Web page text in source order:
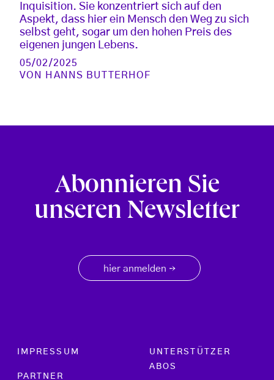
Inquisition. Sie konzentriert sich auf den
Aspekt, dass hier ein Mensch den Weg zu sich
selbst geht, sogar um den hohen Preis des
eigenen jungen Lebens.
05/02/2025
VON
HANNS BUTTERHOF
Abonnieren Sie
unseren Newsletter
hier anmelden →
Footer menu
IMPRESSUM
PARTNER
UNTERSTÜTZER
ABOS